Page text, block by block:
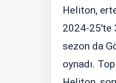
Heliton,
2024-25'te
sezon da
oynadı.